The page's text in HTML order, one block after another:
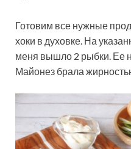
Готовим все нужные
хоки в духовке. На
меня вышло 2 рыбки. Ее
Майонез брала